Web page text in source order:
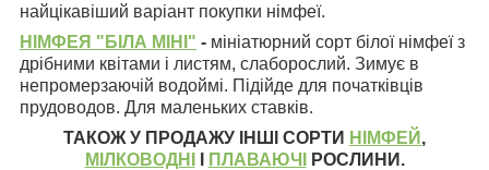
найцікавіший варіант покупки німфеї.
НІМФЕЯ "БІЛА МІНІ" - мініатюрний сорт білої німфеї з
дрібними квітами і листям, слаборослий. Зимує в
непромерзаючій водоймі. Підійде для початківців
прудоводов. Для маленьких ставків.
ТАКОЖ У ПРОДАЖУ ІНШІ СОРТИ НІМФЕЙ ,
МІЛКОВОДНІ
ПЛАВАЮЧІ
РОСЛИНИ.